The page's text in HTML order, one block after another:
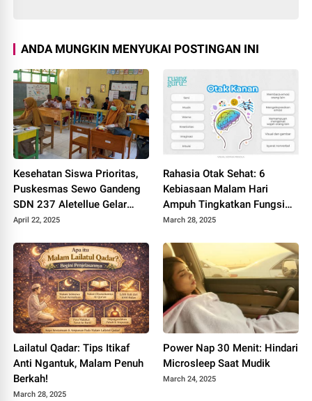
ANDA MUNGKIN MENYUKAI POSTINGAN INI
Kesehatan Siswa Prioritas,
Puskesmas Sewo Gandeng
SDN 237 Aletellue Gelar
Pemeriksaan dan Skrining
April 22, 2025
Rahasia Otak Sehat: 6
Kebiasaan Malam Hari
Ampuh Tingkatkan Fungsi
Kognitif!
March 28, 2025
Lailatul Qadar: Tips Itikaf
Anti Ngantuk, Malam Penuh
Berkah!
March 28, 2025
Power Nap 30 Menit: Hindari
Microsleep Saat Mudik
March 24, 2025